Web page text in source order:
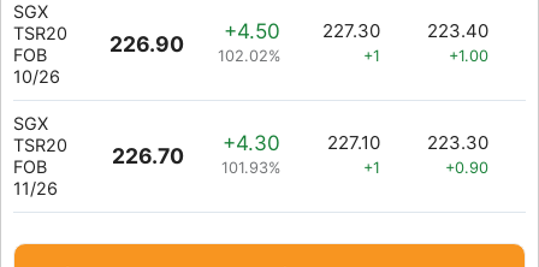
SGX
TSR20
FOB
10/26
226.90
+4.50
102.02%
227.30
+1
223.40
+1.00
SGX
TSR20
FOB
11/26
226.70
+4.30
101.93%
227.10
+1
223.30
+0.90